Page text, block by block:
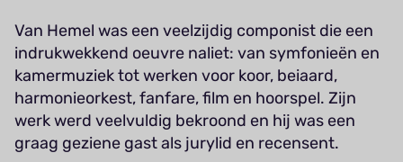
Van Hemel was een veelzijdig componist die een
indrukwekkend oeuvre naliet: van symfonieën en
kamermuziek tot werken voor koor, beiaard,
harmonieorkest, fanfare, film en hoorspel. Zijn
werk werd veelvuldig bekroond en hij was een
graag geziene gast als jurylid en recensent.